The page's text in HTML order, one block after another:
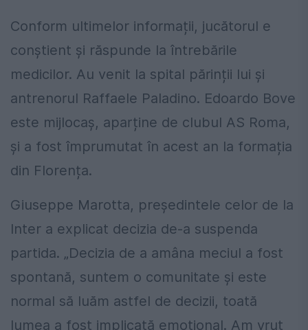
Conform ultimelor informații, jucătorul e
conștient și răspunde la întrebările
medicilor. Au venit la spital părinții lui și
antrenorul Raffaele Paladino. Edoardo Bove
este mijlocaș, aparține de clubul AS Roma,
și a fost împrumutat în acest an la formația
din Florența.
Giuseppe Marotta, președintele celor de la
Inter a explicat decizia de-a suspenda
partida. „Decizia de a amâna meciul a fost
spontană, suntem o comunitate și este
normal să luăm astfel de decizii, toată
lumea a fost implicată emoțional. Am vrut